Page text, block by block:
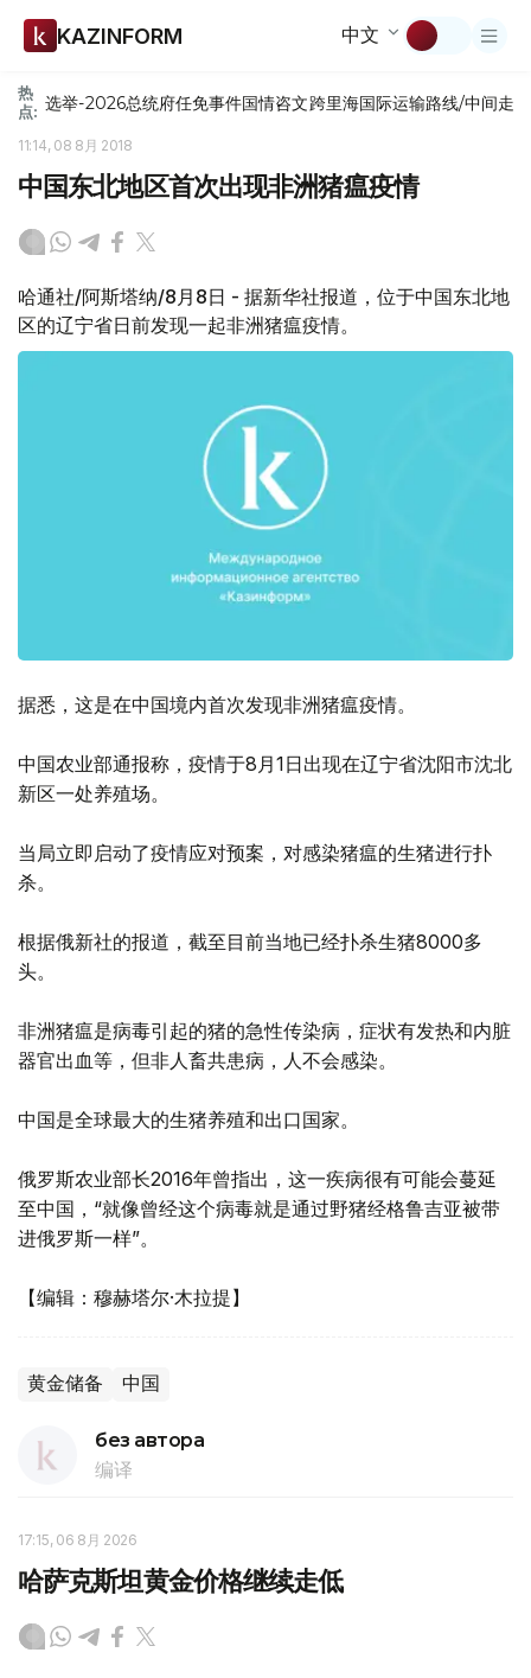
KAZINFORM 中文
热
点: 选举-2026总统府任免事件国情咨文跨里海国际运输路线/中间走廊
11:14, 08 8月 2018
中国东北地区首次出现非洲猪瘟疫情
哈通社/阿斯塔纳/8月8日 - 据新华社报道，位于中国东北地
区的辽宁省日前发现一起非洲猪瘟疫情。
据悉，这是在中国境内首次发现非洲猪瘟疫情。
中国农业部通报称，疫情于8月1日出现在辽宁省沈阳市沈北
新区一处养殖场。
当局立即启动了疫情应对预案，对感染猪瘟的生猪进行扑
杀。
根据俄新社的报道，截至目前当地已经扑杀生猪8000多
头。
非洲猪瘟是病毒引起的猪的急性传染病，症状有发热和内脏
器官出血等，但非人畜共患病，人不会感染。
中国是全球最大的生猪养殖和出口国家。
俄罗斯农业部长2016年曾指出，这一疾病很有可能会蔓延
至中国，“就像曾经这个病毒就是通过野猪经格鲁吉亚被带
进俄罗斯一样”。
【编辑：穆赫塔尔·木拉提】
黄金储备 中国
без автора
编译
17:15, 06 8月 2026
哈萨克斯坦黄金价格继续走低